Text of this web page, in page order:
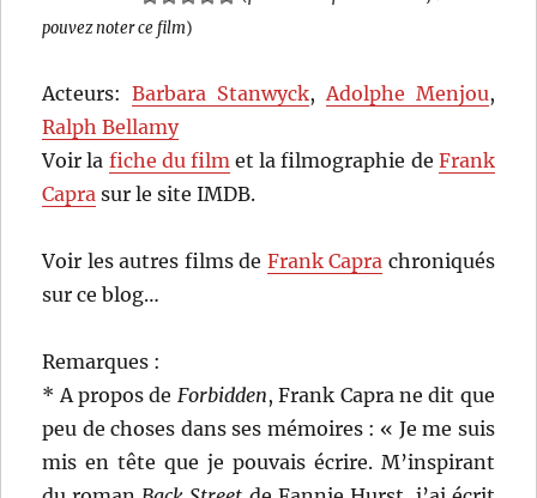
pouvez noter ce film)
Acteurs:Barbara Stanwyck,Adolphe Menjou,
Ralph Bellamy
Voir la fiche du filmet la filmographie de Frank
Capra sur le site IMDB.
Voir les autres films de Frank Capra chroniqués
sur ce blog…
Remarques :
* A propos de Forbidden, Frank Capra ne dit que
peu de choses dans ses mémoires : « Je me suis
mis en tête que je pouvais écrire. M’inspirant